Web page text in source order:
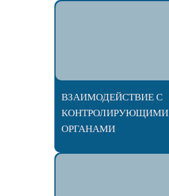
ВЗАИМОДЕЙСТВИЕ С
КОНТРОЛИРУЮЩИМИ
ОРГАНАМИ